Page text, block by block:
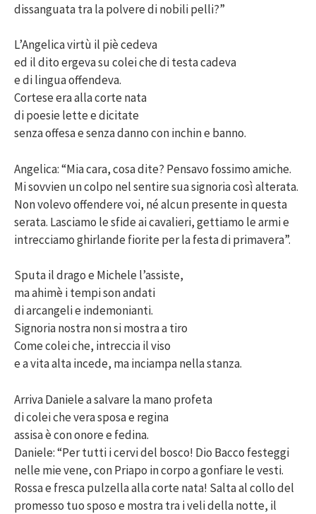
dissanguata tra la polvere di nobili pelli?”
L’Angelica virtù il piè cedeva
ed il dito ergeva su colei che di testa cadeva
e di lingua offendeva.
Cortese era alla corte nata
di poesie lette e dicitate
senza offesa e senza danno con inchin e banno.
Angelica: “Mia cara, cosa dite? Pensavo fossimo amiche.
Mi sovvien un colpo nel sentire sua signoria così alterata.
Non volevo offendere voi, né alcun presente in questa
serata. Lasciamo le sfide ai cavalieri, gettiamo le armi e
intrecciamo ghirlande fiorite per la festa di primavera”.
Sputa il drago e Michele l’assiste,
ma ahimè i tempi son andati
di arcangeli e indemonianti.
Signoria nostra non si mostra a tiro
Come colei che, intreccia il viso
e a vita alta incede, ma inciampa nella stanza.
Arriva Daniele a salvare la mano profeta
di colei che vera sposa e regina
assisa è con onore e fedina.
Daniele: “Per tutti i cervi del bosco! Dio Bacco festeggi
nelle mie vene, con Priapo in corpo a gonfiare le vesti.
Rossa e fresca pulzella alla corte nata! Salta al collo del
promesso tuo sposo e mostra tra i veli della notte, il